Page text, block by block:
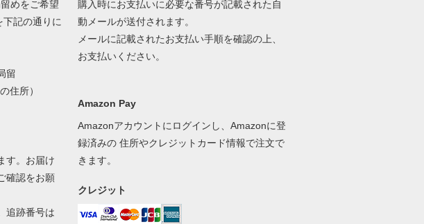
めをご希望
記の通りに
留
の住所）
す。お届け
確認をお願
追跡番号は
購入時にお支払いに必要な番号が記載された自
動メールが送付されます。
メールに記載されたお支払い手順を確認の上、
お支払いください。
Amazon Pay
Amazonアカウントにログインし、Amazonに登
録済みの 住所やクレジットカード情報で注文で
きます。
クレジット